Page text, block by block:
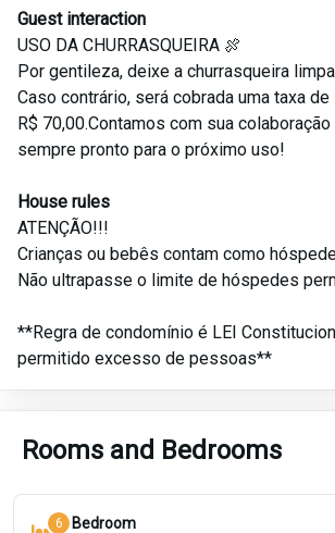
Guest interaction
USO DA CHURRASQUEIRA 🍖
Por gentileza, deixe a churrasqueira
Caso contrário, será cobrada uma taxa
R$ 70,00.Contamos com sua
sempre pronto para o próximo uso!
House rules
ATENÇÃO!!!
Crianças ou bebês contam como
Não ultrapasse o limite de hóspedes
**Regra de condomínio é LEI
permitido excesso de pessoas**
Rooms and Bedrooms
6
Bedroom